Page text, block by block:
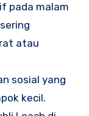
pada malam
atau
sosial yang
kecil.